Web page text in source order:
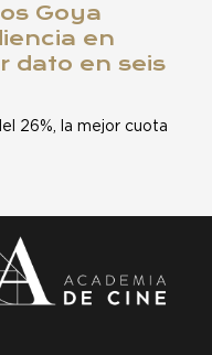
Goya
en
dato en seis
26%, la mejor cuota